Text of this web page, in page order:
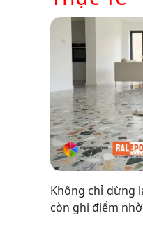
Không chỉ dừng
còn ghi điểm